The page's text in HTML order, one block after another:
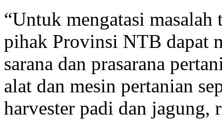
“Untuk mengatasi
pihak Provinsi NTB dapat
sarana dan prasarana
alat dan mesin pertanian
harvester padi dan jagung,